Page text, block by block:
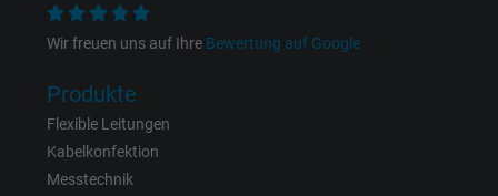
Wir freuen uns auf Ihre Bewertung auf Google
Produkte
Flexible Leitungen
Kabelkonfektion
Messtechnik